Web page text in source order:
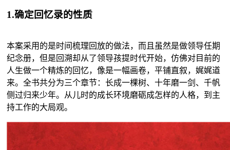
1.确定回忆录的性质
本案采用的是时间梳理回放的做法，而且虽然是做领导任期
纪念册，但是回溯却从了领导孩提时代开始，仿佛对目前的
人生做一个精炼的回忆，像是一幅画卷，平铺直叙，娓娓道
来。全书共分为三个章节：长成一棵树、十年磨一剑、千帆
侧过归来少年。从儿时的成长环境磨砺成怎样的人格，到主
持工作的大局观。